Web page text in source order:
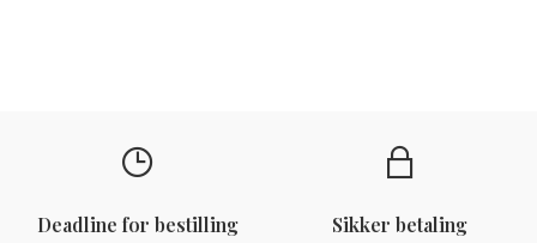
Deadline for bestilling Sikker betaling